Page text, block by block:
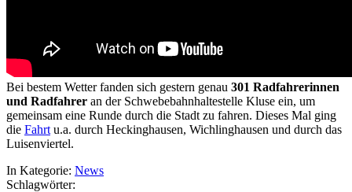
Bei bestem Wetter fanden sich gestern genau 301 Radfahrerinnen
und Radfahrer an der Schwebebahnhaltestelle Kluse ein, um
gemeinsam eine Runde durch die Stadt zu fahren. Dieses Mal ging
die Fahrt u.a. durch Heckinghausen, Wichlinghausen und durch das
Luisenviertel.
In Kategorie: News
Schlagwörter: